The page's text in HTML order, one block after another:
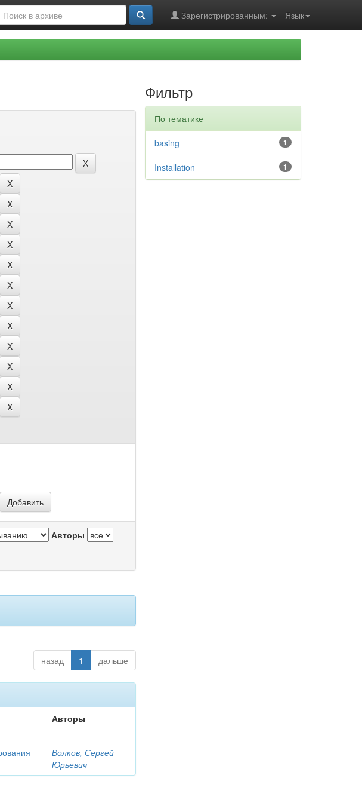
Язык
Зарегистрированным:
Авторы
назад 1 дальше
Авторы
Волков, Сергей
Юрьевич
Фильтр
По тематике
1
basing
1
Installation